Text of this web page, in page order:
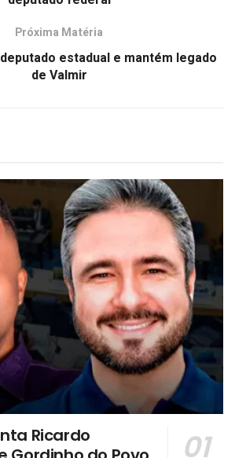
Próxima Matéria
estadual e mantém legado
de Valmir
Ricardo